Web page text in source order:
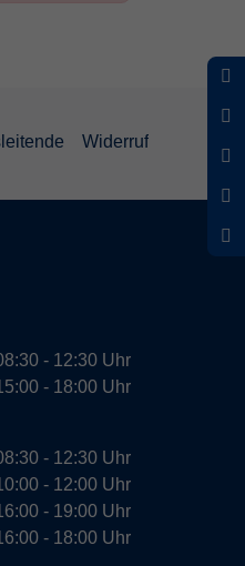
Widerruf
- 12:30 Uhr
- 18:00 Uhr
- 12:30 Uhr
- 12:00 Uhr
- 19:00 Uhr
- 18:00 Uhr